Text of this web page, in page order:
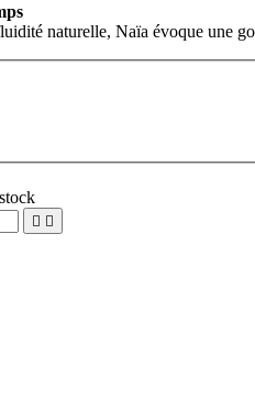
naturelle, Naïa évoque une
 